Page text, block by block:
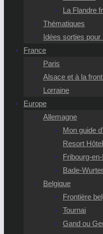
La Flandre
Thématiques
Idées sorties pour
France
Paris
Alsace et à la
Lorraine
Europe
Allemagne
Mon guide
Resort
Fribourg-
Bade-
Belgique
Frontière
Tournai
Gand ou